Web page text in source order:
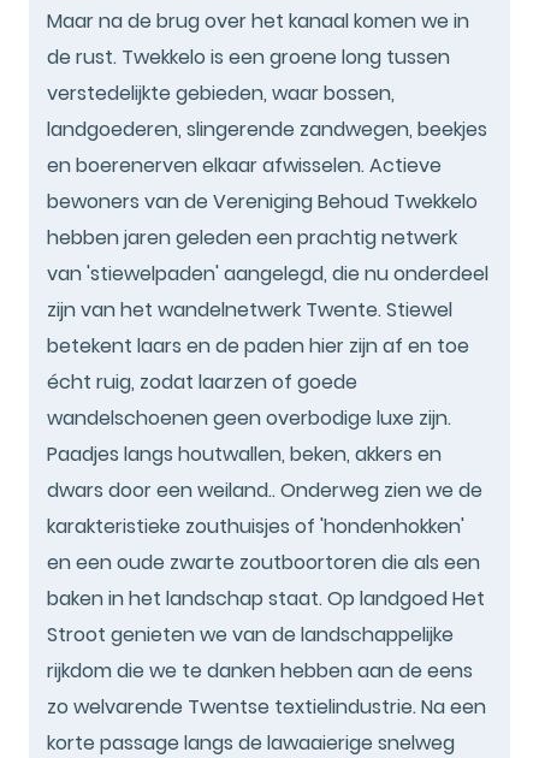
Maar na de brug over het kanaal komen we in
de rust. Twekkelo is een groene long tussen
verstedelijkte gebieden, waar bossen,
landgoederen, slingerende zandwegen, beekjes
en boerenerven elkaar afwisselen. Actieve
bewoners van de Vereniging Behoud Twekkelo
hebben jaren geleden een prachtig netwerk
van 'stiewelpaden' aangelegd, die nu onderdeel
zijn van het wandelnetwerk Twente. Stiewel
betekent laars en de paden hier zijn af en toe
écht ruig, zodat laarzen of goede
wandelschoenen geen overbodige luxe zijn.
Paadjes langs houtwallen, beken, akkers en
dwars door een weiland.. Onderweg zien we de
karakteristieke zouthuisjes of 'hondenhokken'
en een oude zwarte zoutboortoren die als een
baken in het landschap staat. Op landgoed Het
Stroot genieten we van de landschappelijke
rijkdom die we te danken hebben aan de eens
zo welvarende Twentse textielindustrie. Na een
korte passage langs de lawaaierige snelweg